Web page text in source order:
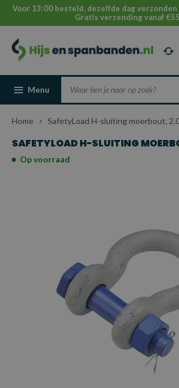
Voor 13:00 besteld, dezelfde dag
Gratis verzending vanaf
Menu
Home SafetyLoad H-sluiting moerbout,
SAFETYLOAD H-SLUITING
Op voorraad